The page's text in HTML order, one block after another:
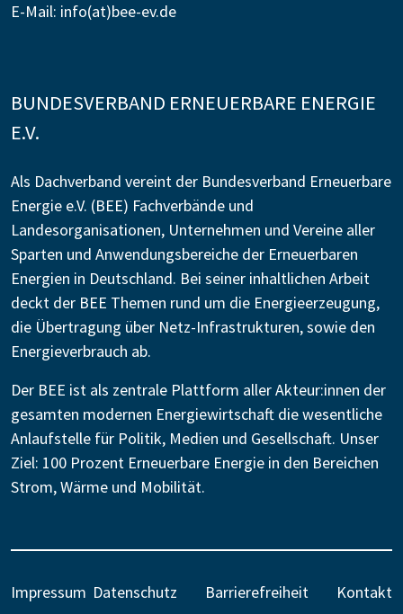
E-Mail: info(at)bee-ev.de
BUNDESVERBAND ERNEUERBARE ENERGIE
E.V.
Als Dachverband vereint der Bundesverband Erneuerbare
Energie e.V. (BEE) Fachverbände und
Landesorganisationen, Unternehmen und Vereine aller
Sparten und Anwendungsbereiche der Erneuerbaren
Energien in Deutschland. Bei seiner inhaltlichen Arbeit
deckt der BEE Themen rund um die Energieerzeugung,
die Übertragung über Netz-Infrastrukturen, sowie den
Energieverbrauch ab.
Der BEE ist als zentrale Plattform aller Akteur:innen der
gesamten modernen Energiewirtschaft die wesentliche
Anlaufstelle für Politik, Medien und Gesellschaft. Unser
Ziel: 100 Prozent Erneuerbare Energie in den Bereichen
Strom, Wärme und Mobilität.
Impressum Datenschutz Barrierefreiheit
Kontakt